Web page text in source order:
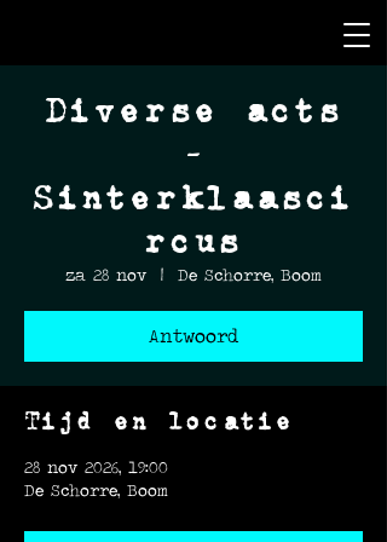
Diverse acts
-
Sinterklaasci
rcus
za 28 nov
  |
De Schorre, Boom
Antwoord
Tijd en locatie
28 nov 2026, 19:00
De Schorre, Boom